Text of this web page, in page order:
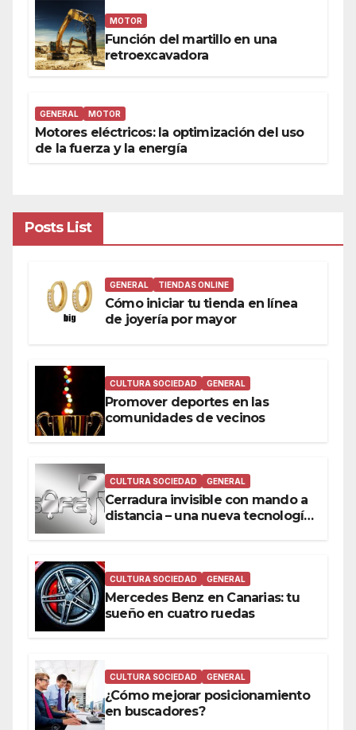
MOTOR
Función del martillo en una
retroexcavadora
GENERAL MOTOR
Motores eléctricos: la optimización del uso
de la fuerza y la energía
Posts List
GENERAL TIENDAS ONLINE
Cómo iniciar tu tienda en línea
de joyería por mayor
CULTURA SOCIEDAD GENERAL
Promover deportes en las
comunidades de vecinos
CULTURA SOCIEDAD GENERAL
Cerradura invisible con mando a
distancia – una nueva tecnología
CULTURA SOCIEDAD GENERAL
Mercedes Benz en Canarias: tu
sueño en cuatro ruedas
CULTURA SOCIEDAD GENERAL
¿Cómo mejorar posicionamiento
en buscadores?